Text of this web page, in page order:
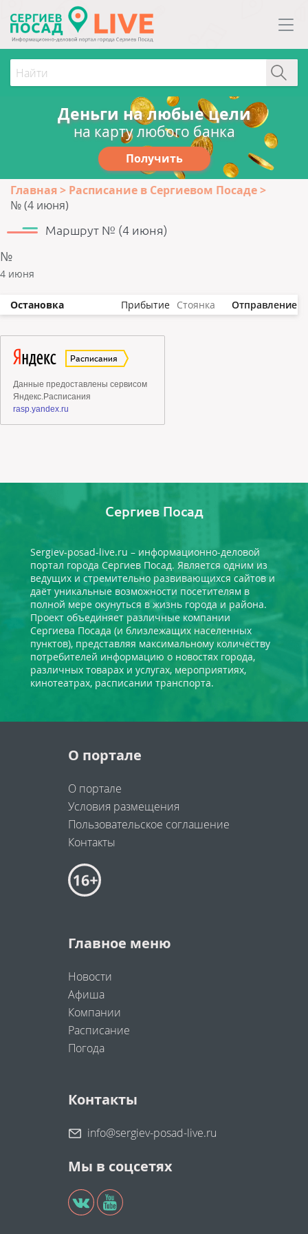
Деньги на любые цели
на карту любого банка
Получить
Главная
Расписание в Сергиевом Посаде
№ (4 июня)
Маршрут № (4 июня)
№
4 июня
Остановка Прибытие Стоянка Отправление
Сергиев Посад
Sergiev-posad-live.ru – информационно-деловой
портал города Сергиев Посад. Является одним из
ведущих и стремительно развивающихся сайтов и
даёт уникальные возможности посетителям в
полной мере окунуться в жизнь города и района.
Проект объединяет различные компании
Сергиева Посада (и близлежащих населенных
пунктов), представляя максимальному количеству
потребителей информацию о новостях города,
различных товарах и услугах, мероприятиях,
кинотеатрах, расписании транспорта.
О портале
О портале
Условия размещения
Пользовательское соглашение
Контакты
Главное меню
Новости
Афиша
Компании
Расписание
Погода
Контакты
info@sergiev-posad-live.ru
Мы в соцсетях